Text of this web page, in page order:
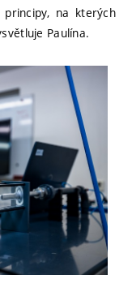
na kterých
Paulína.